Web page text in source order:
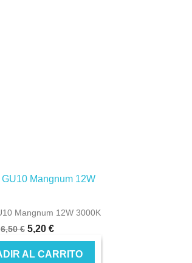
Mangnum 12W 3000K
6,50 € 5,20 €
AL CARRITO